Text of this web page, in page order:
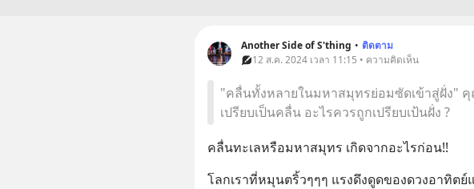
Another Side of S'thing • ติดตาม
12 ส.ค. 2024 เวลา 11:15 • ความคิดเห็น
"คลื่นทั้งหลายในมหาสมุทรย่อมซัดเข้าสู่ฝั่ง"
เปรียบเป็นคลื่น อะไรควรถูกเปรียบเป้นฝั่ง ?
คลื่นทะเลหรือมหาสมุทร เกิดจากอะไรก่อน!!
โลกเราที่หมุนตริ้วๆๆๆ แรงดึงดูดของดวงอาทิตย์